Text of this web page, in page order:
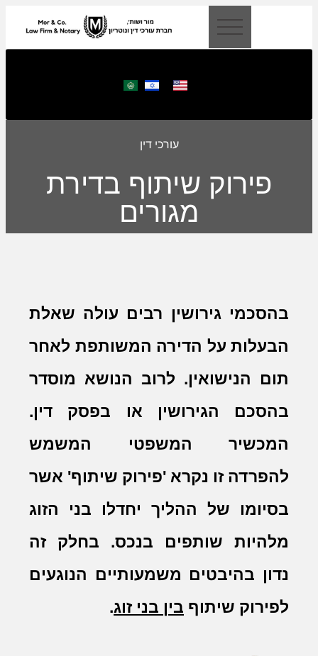
עורכי דין
פירוק שיתוף בדירת
מגורים
בהסכמי גירושין רבים עולה שאלת
הבעלות על הדירה המשותפת לאחר
תום הנישואין. לרוב הנושא מוסדר
בהסכם הגירושין או בפסק דין.
המכשיר המשפטי המשמש
להפרדה זו נקרא 'פירוק שיתוף' אשר
בסיומו של ההליך יחדלו בני הזוג
מלהיות שותפים בנכס. בחלק זה
נדון בהיבטים משמעותיים הנוגעים
לפירוק שיתוף בין בני זוג.